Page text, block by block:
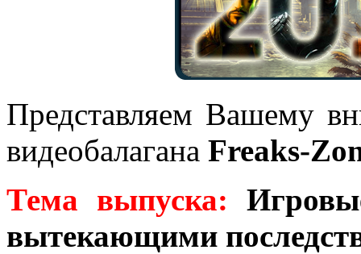
Представляем Вашему
видеобалагана Freaks-
Тема выпуска:
вытекающими